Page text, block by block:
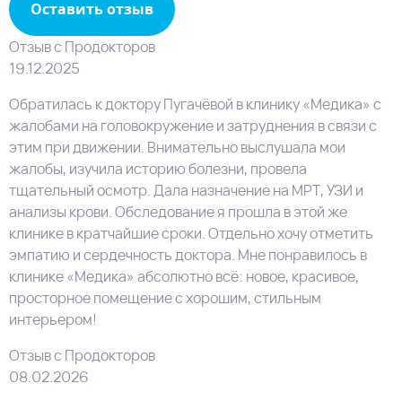
Оставить отзыв
Отзыв с Продокторов
19.12.2025
Обратилась к доктору Пугачёвой в клинику «Медика» с
жалобами на головокружение​ и затруднения в связи с
этим при движении. Внимательно выслушала мои
жалобы, изучила историю болезни, провела
тщательный осмотр. Дала назначение на МРТ​, УЗИ​ и
анализы крови​. Обследование я прошла в этой же
клинике в кратчайшие сроки. Отдельно хочу отметить
эмпатию и сердечность доктора. Мне понравилось в
клинике «Медика» абсолютно всё: новое, красивое,
просторное помещение с хорошим, стильным
интерьером!
Отзыв с Продокторов
08.02.2026